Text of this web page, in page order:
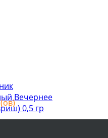
Вечернее
0,5 гр